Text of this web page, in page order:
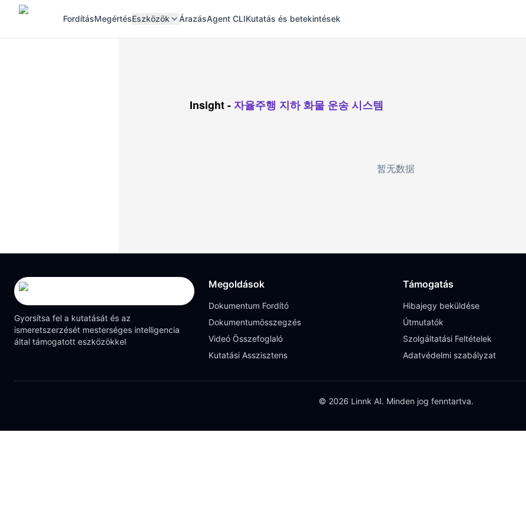
FordításMegértésEszközök ÁrazásAgent CLIKutatás és betekintések
Insight- 자율주행 지하 화물 운송 시스템
暂无数据
Gyorsítsa fel a kutatását és az
ismeretszerzését mesterséges intelligencia
által támogatott eszközökkel
Megoldások
Dokumentum Fordító
Dokumentumösszegzés
Videó Összefoglaló
Kutatási Asszisztens
Támogatás
Hibajegy beküldése
Útmutatók
Szolgáltatási Feltételek
Adatvédelmi szabályzat
© 2026 Linnk AI. Minden jog fenntartva.